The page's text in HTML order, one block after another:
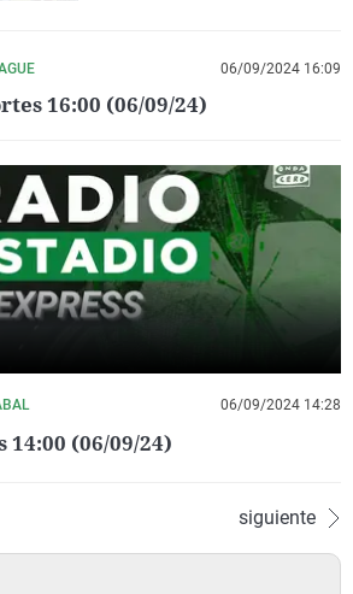
06/09/2024 16:09
16:00 (06/09/24)
06/09/2024 14:28
(06/09/24)
siguiente